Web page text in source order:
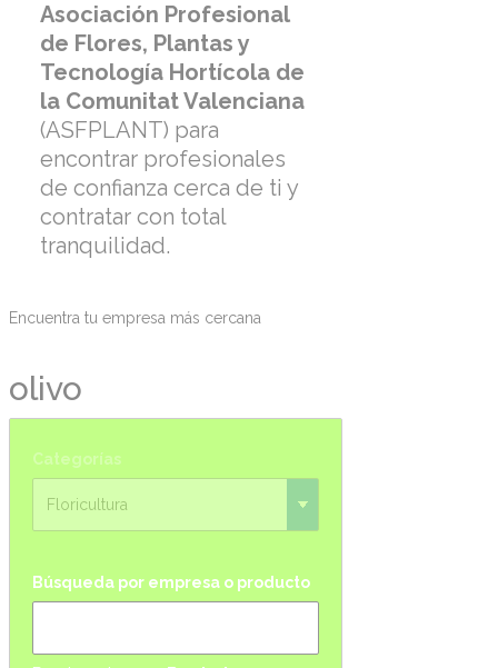
Asociación Profesional
de Flores, Plantas y
Tecnología Hortícola de
la Comunitat Valenciana
(ASFPLANT) para
encontrar profesionales
de confianza cerca de ti y
contratar con total
tranquilidad.
Encuentra tu empresa más cercana
olivo
Categorías
Búsqueda por empresa o producto